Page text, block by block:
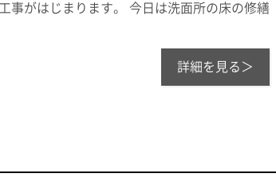
事がはじまります。 今日は洗面所の床の修繕
詳細を見る＞